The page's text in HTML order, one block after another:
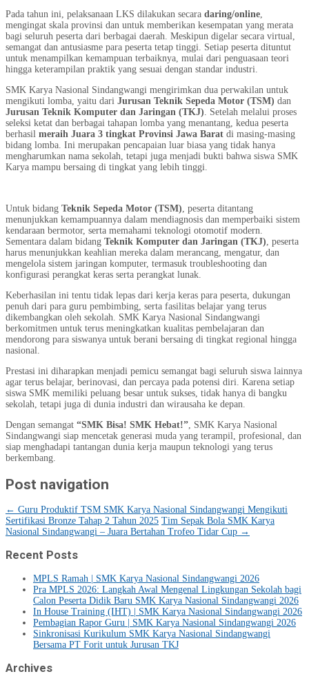
Pada tahun ini, pelaksanaan LKS dilakukan secara daring/online,
mengingat skala provinsi dan untuk memberikan kesempatan yang merata
bagi seluruh peserta dari berbagai daerah. Meskipun digelar secara virtual,
semangat dan antusiasme para peserta tetap tinggi. Setiap peserta dituntut
untuk menampilkan kemampuan terbaiknya, mulai dari penguasaan teori
hingga keterampilan praktik yang sesuai dengan standar industri.
SMK Karya Nasional Sindangwangi mengirimkan dua perwakilan untuk
mengikuti lomba, yaitu dari Jurusan Teknik Sepeda Motor (TSM) dan
Jurusan Teknik Komputer dan Jaringan (TKJ). Setelah melalui proses
seleksi ketat dan berbagai tahapan lomba yang menantang, kedua peserta
berhasil meraih Juara 3 tingkat Provinsi Jawa Barat di masing-masing
bidang lomba. Ini merupakan pencapaian luar biasa yang tidak hanya
mengharumkan nama sekolah, tetapi juga menjadi bukti bahwa siswa SMK
Karya mampu bersaing di tingkat yang lebih tinggi.
Untuk bidang Teknik Sepeda Motor (TSM), peserta ditantang
menunjukkan kemampuannya dalam mendiagnosis dan memperbaiki sistem
kendaraan bermotor, serta memahami teknologi otomotif modern.
Sementara dalam bidang Teknik Komputer dan Jaringan (TKJ), peserta
harus menunjukkan keahlian mereka dalam merancang, mengatur, dan
mengelola sistem jaringan komputer, termasuk troubleshooting dan
konfigurasi perangkat keras serta perangkat lunak.
Keberhasilan ini tentu tidak lepas dari kerja keras para peserta, dukungan
penuh dari para guru pembimbing, serta fasilitas belajar yang terus
dikembangkan oleh sekolah. SMK Karya Nasional Sindangwangi
berkomitmen untuk terus meningkatkan kualitas pembelajaran dan
mendorong para siswanya untuk berani bersaing di tingkat regional hingga
nasional.
Prestasi ini diharapkan menjadi pemicu semangat bagi seluruh siswa lainnya
agar terus belajar, berinovasi, dan percaya pada potensi diri. Karena setiap
siswa SMK memiliki peluang besar untuk sukses, tidak hanya di bangku
sekolah, tetapi juga di dunia industri dan wirausaha ke depan.
Dengan semangat “SMK Bisa! SMK Hebat!”, SMK Karya Nasional
Sindangwangi siap mencetak generasi muda yang terampil, profesional, dan
siap menghadapi tantangan dunia kerja maupun teknologi yang terus
berkembang.
Post navigation
← Guru Produktif TSM SMK Karya Nasional Sindangwangi Mengikuti
Sertifikasi Bronze Tahap 2 Tahun 2025 Tim Sepak Bola SMK Karya
Nasional Sindangwangi – Juara Bertahan Trofeo Tidar Cup →
Recent Posts
MPLS Ramah | SMK Karya Nasional Sindangwangi 2026
Pra MPLS 2026: Langkah Awal Mengenal Lingkungan Sekolah bagi
Calon Peserta Didik Baru SMK Karya Nasional Sindangwangi 2026
In House Training (IHT) | SMK Karya Nasional Sindangwangi 2026
Pembagian Rapor Guru | SMK Karya Nasional Sindangwangi 2026
Sinkronisasi Kurikulum SMK Karya Nasional Sindangwangi
Bersama PT Forit untuk Jurusan TKJ
Archives